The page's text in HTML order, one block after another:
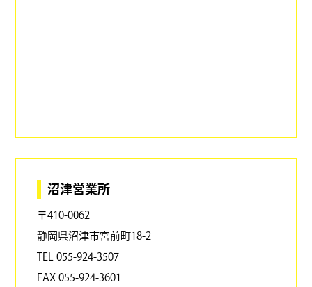
沼津営業所
〒410-0062
静岡県沼津市宮前町18-2
TEL 055-924-3507
FAX 055-924-3601